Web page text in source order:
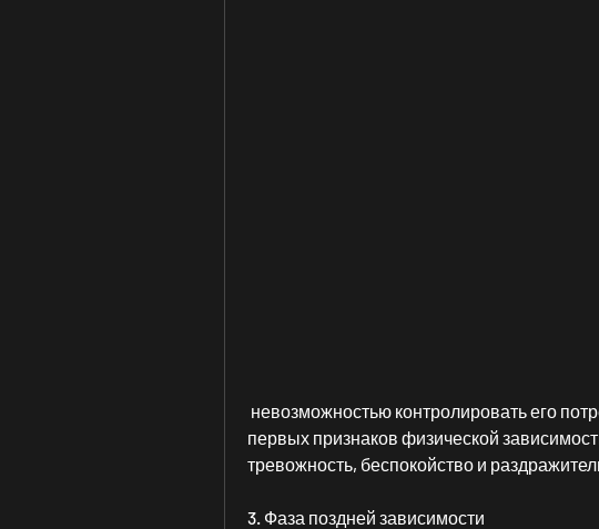
первых признаков физической
тревожность, беспокойство и
3. Фаза поздней зависимости